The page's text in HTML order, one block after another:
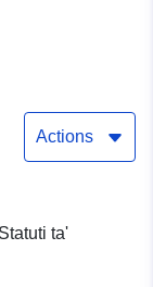
Actions
ta'